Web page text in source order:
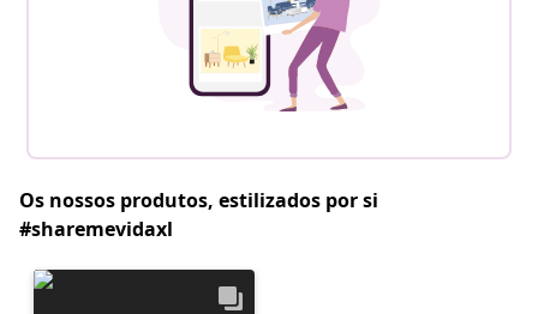
Os nossos produtos, estilizados por si
#sharemevidaxl